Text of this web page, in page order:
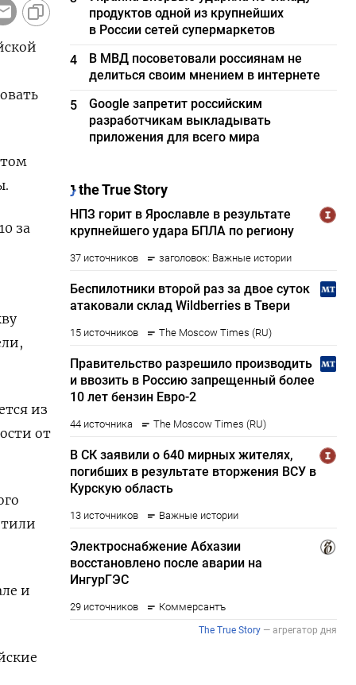
за
‌из
от
и
продуктов одной из крупнейших
в России сетей супермаркетов
4
В МВД посоветовали россиянам не
делиться своим мнением в интернете
5
Google запретит российским
разработчикам выкладывать
приложения для всего мира